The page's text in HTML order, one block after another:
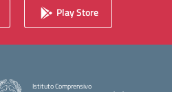
Play Store
Istituto Comprensivo